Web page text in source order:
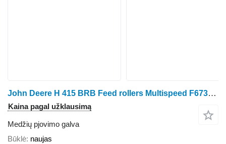
John Deere H 415 BRB Feed rollers Multispeed F673158 F673157
Kaina pagal užklausimą
Medžių pjovimo galva
Būklė naujas